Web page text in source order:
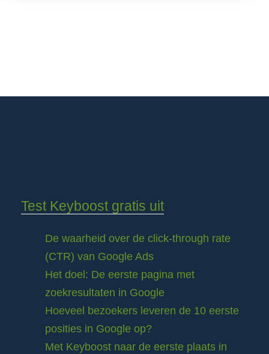
Test Keyboost gratis uit
De waarheid over de click-through rate
(CTR) van Google Ads
Het doel: De eerste pagina met
zoekresultaten in Google
Hoeveel bezoekers leveren de 10 eerste
posities in Google op?
Met Keyboost naar de eerste plaats in